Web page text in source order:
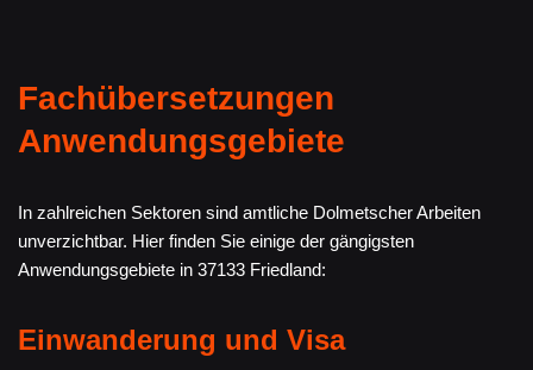
Fachübersetzungen
Anwendungsgebiete
In zahlreichen Sektoren sind amtliche Dolmetscher Arbeiten
unverzichtbar. Hier finden Sie einige der gängigsten
Anwendungsgebiete in 37133 Friedland:
Einwanderung und Visa